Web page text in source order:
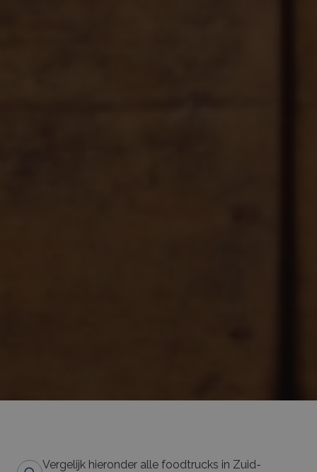
Vergelijk hieronder alle foodtrucks in Zuid-